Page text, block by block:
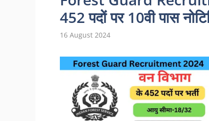
452 पदों पर 10वी पास
16 August 2024